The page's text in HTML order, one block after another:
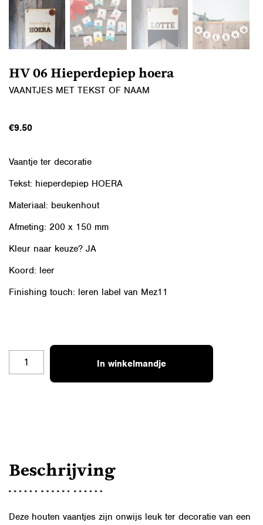
HV 06 Hieperdepiep hoera
VAANTJES MET TEKST OF NAAM
€9.50
Vaantje ter decoratie
Tekst: hieperdepiep HOERA
Materiaal: beukenhout
Afmeting: 200 x 150 mm
Kleur naar keuze? JA
Koord: leer
Finishing touch: leren label van Mez11
HIEPERDEPIEP
In winkelmandje
Beschrijving
Deze houten vaantjes zijn onwijs leuk ter decoratie van een